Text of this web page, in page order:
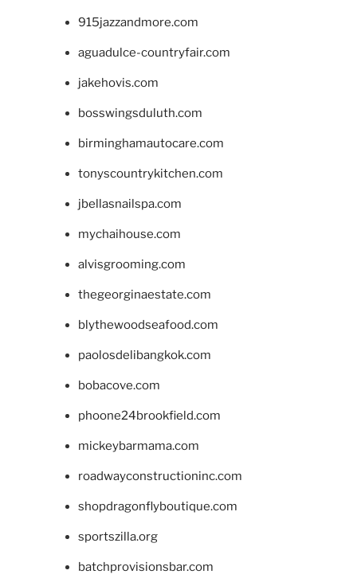
915jazzandmore.com
aguadulce-countryfair.com
jakehovis.com
bosswingsduluth.com
birminghamautocare.com
tonyscountrykitchen.com
jbellasnailspa.com
mychaihouse.com
alvisgrooming.com
thegeorginaestate.com
blythewoodseafood.com
paolosdelibangkok.com
bobacove.com
phoone24brookfield.com
mickeybarmama.com
roadwayconstructioninc.com
shopdragonflyboutique.com
sportszilla.org
batchprovisionsbar.com